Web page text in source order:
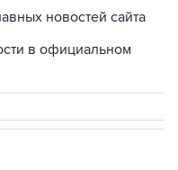
в официальном